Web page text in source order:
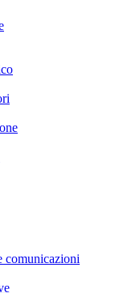
comunicazioni